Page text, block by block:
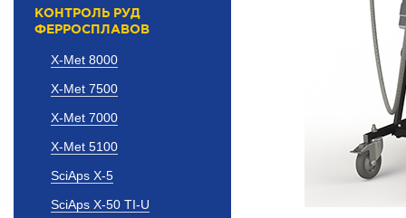
КОНТРОЛЬ РУД
ФЕРРОСПЛАВОВ
X-Met 8000
X-Met 7500
X-Met 7000
X-Met 5100
SciAps X-5
SciAps X-50 TI-U